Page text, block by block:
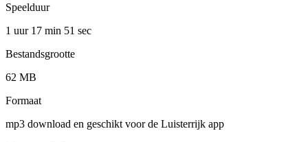
Speelduur
1 uur 17 min 51 sec
Bestandsgrootte
62 MB
Formaat
mp3 download en geschikt voor de Luisterrijk app